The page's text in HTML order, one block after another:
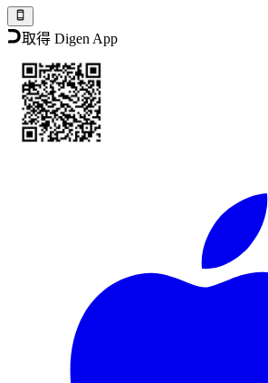
取得 Digen App